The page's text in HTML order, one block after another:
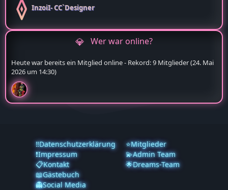
InzoiI- CC`Designer
Wer war online?
Heute war bereits ein Mitglied online - Rekord: 9 Mitglieder (24. Mai
2026 um 14:30)
‼️Datenschutzerklärung
❗️Impressum
📋Kontakt
📖Gästebuch
👻Social Media
⭐Mitglieder
💫Admin Team
🌟Dreams-Team